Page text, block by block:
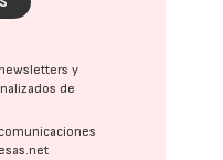
y
de